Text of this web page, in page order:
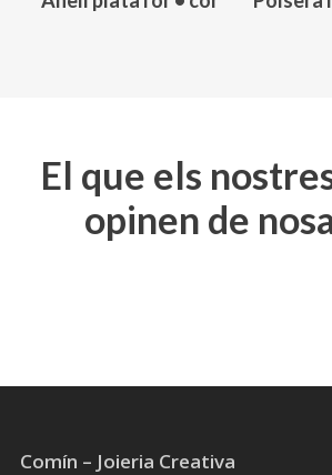
Les
opcions
es
del
El que els
opinen de
Comín – Joieria Creativa